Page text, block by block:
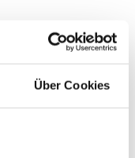
Über Cookies